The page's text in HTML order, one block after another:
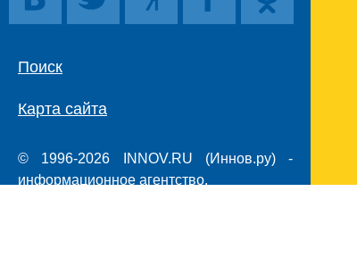
Поиск
Карта сайта
© 1996-2026 INNOV.RU (Иннов.ру) -
информационное агентство.